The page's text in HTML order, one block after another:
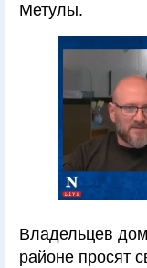
Метулы.
Владельцев
районе просят